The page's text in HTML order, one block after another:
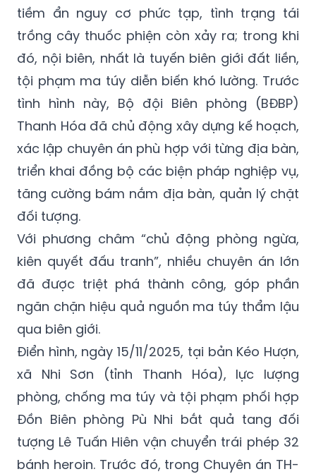
tiềm ẩn nguy cơ phức tạp, tình trạng tái
trồng cây thuốc phiện còn xảy ra; trong khi
đó, nội biên, nhất là tuyến biên giới đất liền,
tội phạm ma túy diễn biến khó lường. Trước
tình hình này, Bộ đội Biên phòng (BĐBP)
Thanh Hóa đã chủ động xây dựng kế hoạch,
xác lập chuyên án phù hợp với từng địa bàn,
triển khai đồng bộ các biện pháp nghiệp vụ,
tăng cường bám nắm địa bàn, quản lý chặt
đối tượng.
Với phương châm “chủ động phòng ngừa,
kiên quyết đấu tranh”, nhiều chuyên án lớn
đã được triệt phá thành công, góp phần
ngăn chặn hiệu quả nguồn ma túy thẩm lậu
qua biên giới.
Điển hình, ngày 15/11/2025, tại bản Kéo Hượn,
xã Nhi Sơn (tỉnh Thanh Hóa), lực lượng
phòng, chống ma túy và tội phạm phối hợp
Đồn Biên phòng Pù Nhi bắt quả tang đối
tượng Lê Tuấn Hiên vận chuyển trái phép 32
bánh heroin. Trước đó, trong Chuyên án TH-